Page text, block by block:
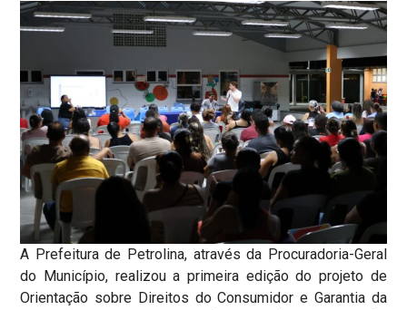
A Prefeitura de Petrolina, através da Procuradoria-Geral
do Município, realizou a primeira edição do projeto de
Orientação sobre Direitos do Consumidor e Garantia da